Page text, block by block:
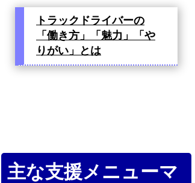
トラックドライバーの
「働き方」「魅力」「や
りがい」とは
主な支援メニューマ